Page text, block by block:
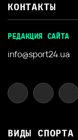
КОНТАКТЫ
РЕДАКЦИЯ САЙТА
info@sport24.ua
ВИДЫ СПОРТА